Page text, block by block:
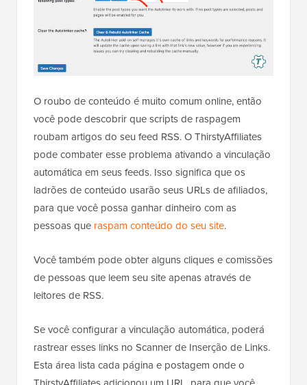
O roubo de conteúdo é muito comum online, então
você pode descobrir que scripts de raspagem
roubam artigos do seu feed RSS. O ThirstyAffiliates
pode combater esse problema ativando a vinculação
automática em seus feeds. Isso significa que os
ladrões de conteúdo usarão seus URLs de afiliados,
para que você possa ganhar dinheiro com as
pessoas que raspam conteúdo do seu site.
Você também pode obter alguns cliques e comissões
de pessoas que leem seu site apenas através de
leitores de RSS.
Se você configurar a vinculação automática, poderá
rastrear esses links no Scanner de Inserção de Links.
Esta área lista cada página e postagem onde o